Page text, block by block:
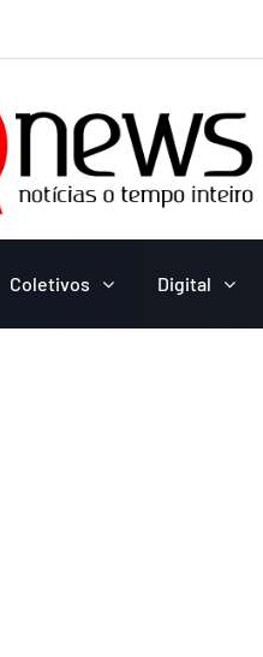
Coletivos Digital